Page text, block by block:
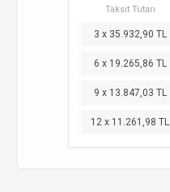
Taksit Tutarı
3 x 35.932,90 TL
6 x 19.265,86 TL
9 x 13.847,03 TL
12 x 11.261,98 TL